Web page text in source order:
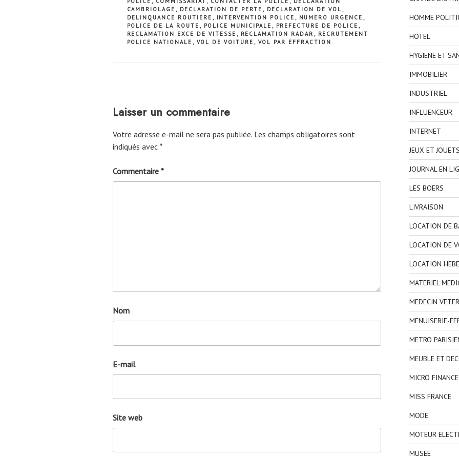
CAMBRIOLAGE , DECLARATION DE PERTE , DECLARATION DE VOL ,
DELINQUANCE ROUTIERE , INTERVENTION POLICE , NUMERO URGENCE ,
POLICE DE LA ROUTE , POLICE MUNICIPALE , PREFECTURE DE POLICE ,
RECLAMATION EXCE DE VITESSE , RECLAMATION RADAR , RECRUTEMENT
POLICE NATIONALE , VOL DE VOITURE , VOL PAR EFFRACTION
Laisser un commentaire
Votre adresse e-mail ne sera pas publiée. Les champs obligatoires sont
indiqués avec *
Commentaire *
Nom
E-mail
Site web
HOMME
HOTEL
HYGIENE ET
IMMOBILIER
INDUSTRIEL
INFLUENCEUR
INTERNET
JEUX ET JOUETS
JOURNAL EN
LES BOERS
LIVRAISON
LOCATION DE
LOCATION DE
LOCATION
MATERIEL
MEDECIN
MENUISERIE-
METRO
MEUBLE ET
MICRO FINANCE
MISS FRANCE
MODE
MOTEUR
MUSEE